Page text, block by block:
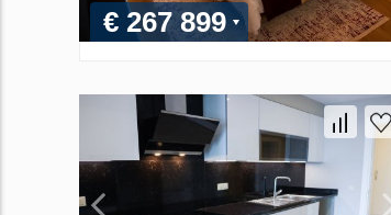
€ 267 899